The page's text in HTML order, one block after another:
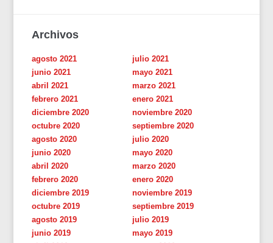
Archivos
agosto 2021
julio 2021
junio 2021
mayo 2021
abril 2021
marzo 2021
febrero 2021
enero 2021
diciembre 2020
noviembre 2020
octubre 2020
septiembre 2020
agosto 2020
julio 2020
junio 2020
mayo 2020
abril 2020
marzo 2020
febrero 2020
enero 2020
diciembre 2019
noviembre 2019
octubre 2019
septiembre 2019
agosto 2019
julio 2019
junio 2019
mayo 2019